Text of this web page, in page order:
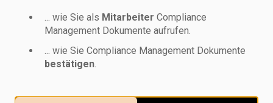
... wie Sie als Mitarbeiter Compliance
Management Dokumente aufrufen.
... wie Sie Compliance Management Dokumente
bestätigen.